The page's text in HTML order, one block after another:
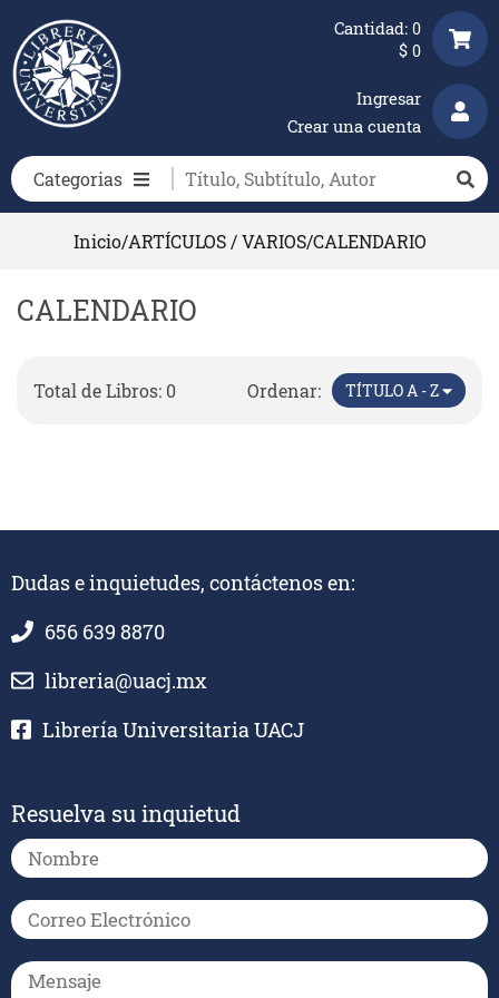
Categorias
Ingresar
Crear una cuenta
Cantidad: 0
$ 0
Inicio/ARTÍCULOS / VARIOS/CALENDARIO
CALENDARIO
Total de Libros: 0 Ordenar: TÍTULO A - Z
Dudas e inquietudes, contáctenos en:
656 639 8870
libreria@uacj.mx
Librería Universitaria UACJ
Resuelva su inquietud